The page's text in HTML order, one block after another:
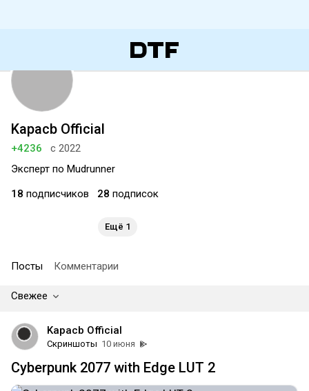
Kapacb Official
+4236
с 2022
Эксперт по Mudrunner
18 подписчиков 28 подписок
Ещё 1
Посты Комментарии
Свежее
Kapacb Official
Скриншоты 10 июня
Cyberpunk 2077 with Edge LUT 2